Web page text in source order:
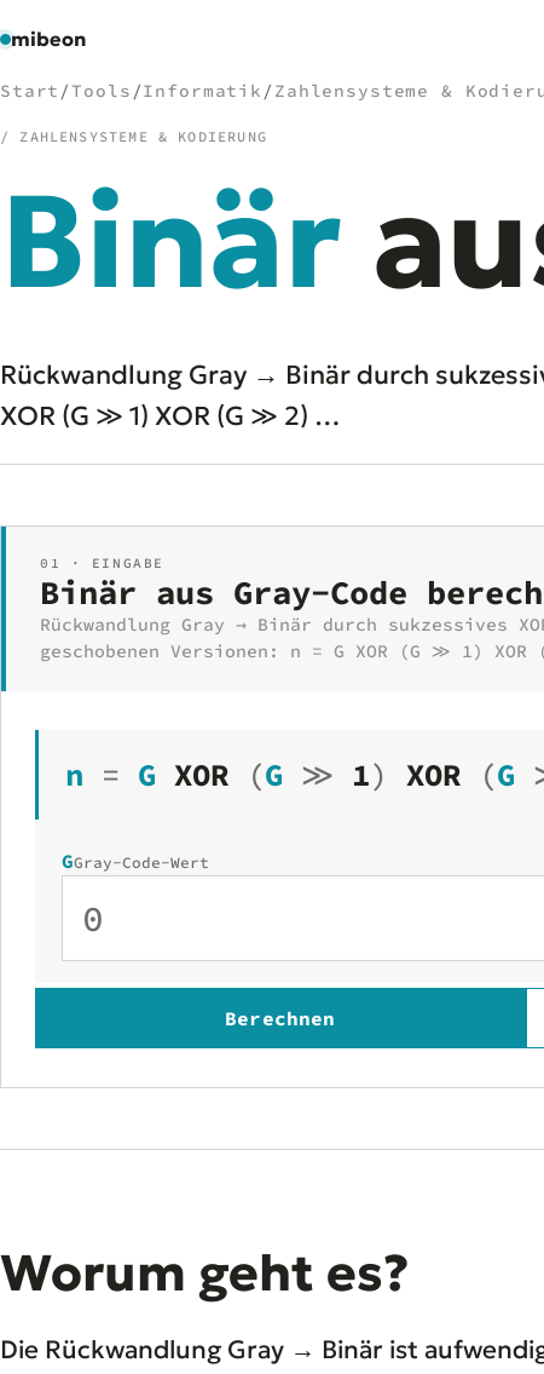
mibeon
/ NAVIGATION
Start
04Leistungen
Docs
06Tools
07Welten
Start /Tools /Informatik / Zahlensysteme &
/ ZAHLENSYSTEME & KODIERUNG
Binär
Rückwandlung Gray → Binär durch
XOR (G ≫ 1) XOR (G ≫ 2) …
01 · EINGABE
Binär aus Gray-Code
Rückwandlung Gray → Binär durch sukzessives
geschobenen Versionen: n = G XOR (G ≫ 1)
n = G XOR (G ≫ 1) XOR (G
GGray-Code-Wert
Berechnen
Worum geht es?
Die Rückwandlung Gray → Binär ist